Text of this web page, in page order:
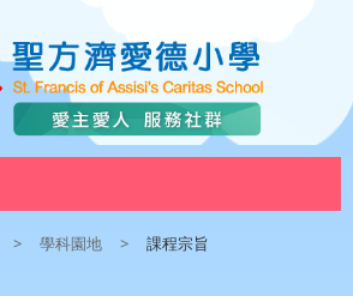
> 學科園地 > 課程宗旨